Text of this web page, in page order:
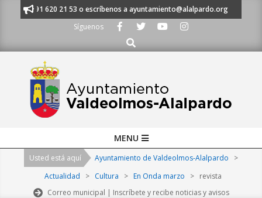
al 91 620 21 53 o escríbenos a ayuntamiento@alalpardo.org
Síguenos
Buscar
Navigation
MENU
Usted está aquí Ayuntamiento de Valdeolmos-Alalpardo
>
Actualidad
> Cultura > En Onda marzo > revista
Correo municipal | Inscríbete y recibe noticias y avisos